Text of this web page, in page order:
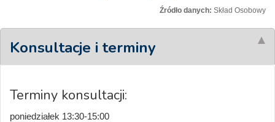
Źródło danych: Skład Osobowy
Konsultacje i terminy
Terminy konsultacji:
poniedziałek 13:30-15:00